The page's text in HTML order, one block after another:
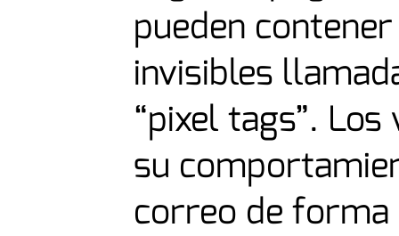
pueden
invisibles
“pixel tags”.
su
correo de